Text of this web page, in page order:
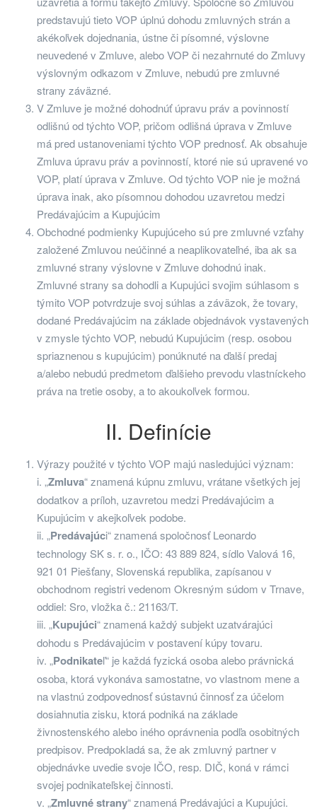
predstavujú tieto VOP úplnú dohodu zmluvných strán a
akékoľvek dojednania, ústne či písomné, výslovne
neuvedené v Zmluve, alebo VOP či nezahrnuté do Zmluvy
výslovným odkazom v Zmluve, nebudú pre zmluvné
strany záväzné.
V Zmluve je možné dohodnúť úpravu práv a povinností
odlišnú od týchto VOP, pričom odlišná úprava v Zmluve
má pred ustanoveniami týchto VOP prednosť. Ak obsahuje
Zmluva úpravu práv a povinností, ktoré nie sú upravené vo
VOP, platí úprava v Zmluve. Od týchto VOP nie je možná
úprava inak, ako písomnou dohodou uzavretou medzi
Predávajúcim a Kupujúcim
Obchodné podmienky Kupujúceho sú pre zmluvné vzťahy
založené Zmluvou neúčinné a neaplikovateľné, iba ak sa
zmluvné strany výslovne v Zmluve dohodnú inak.
Zmluvné strany sa dohodli a Kupujúci svojim súhlasom s
týmito VOP potvrdzuje svoj súhlas a záväzok, že tovary,
dodané Predávajúcim na základe objednávok vystavených
v zmysle týchto VOP, nebudú Kupujúcim (resp. osobou
spriaznenou s kupujúcim) ponúknuté na ďalší predaj
a/alebo nebudú predmetom ďalšieho prevodu vlastníckeho
práva na tretie osoby, a to akoukoľvek formou.
II. Definície
Výrazy použité v týchto VOP majú nasledujúci význam:
i. „Zmluva“ znamená kúpnu zmluvu, vrátane všetkých jej
dodatkov a príloh, uzavretou medzi Predávajúcim a
Kupujúcim v akejkoľvek podobe.
ii. „Predávajúci“ znamená spoločnosť Leonardo
technology SK s. r. o., IČO: 43 889 824, sídlo Valová 16,
921 01 Piešťany, Slovenská republika, zapísanou v
obchodnom registri vedenom Okresným súdom v Trnave,
oddiel: Sro, vložka č.: 21163/T.
iii. „Kupujúci“ znamená každý subjekt uzatvárajúci
dohodu s Predávajúcim v postavení kúpy tovaru.
iv. „Podnikateľ“ je každá fyzická osoba alebo právnická
osoba, ktorá vykonáva samostatne, vo vlastnom mene a
na vlastnú zodpovednosť sústavnú činnosť za účelom
dosiahnutia zisku, ktorá podniká na základe
živnostenského alebo iného oprávnenia podľa osobitných
predpisov. Predpokladá sa, že ak zmluvný partner v
objednávke uvedie svoje IČO, resp. DIČ, koná v rámci
svojej podnikateľskej činnosti.
v. „Zmluvné strany“ znamená Predávajúci a Kupujúci.